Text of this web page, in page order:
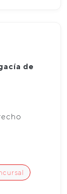
de